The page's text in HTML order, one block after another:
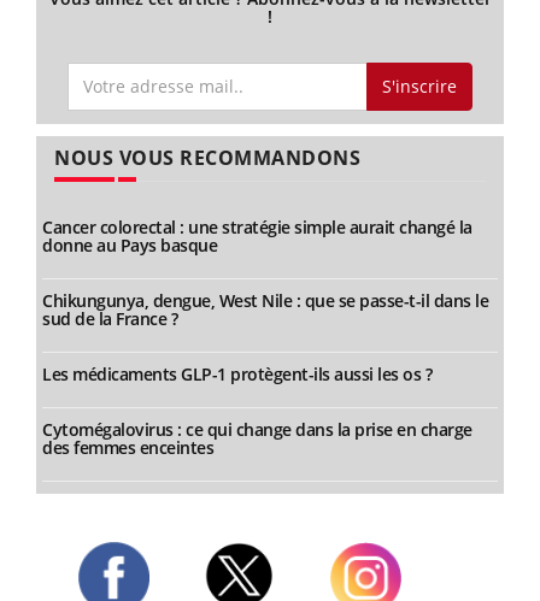
!
S'inscrire
NOUS VOUS RECOMMANDONS
Cancer colorectal : une stratégie simple aurait changé la
donne au Pays basque
Chikungunya, dengue, West Nile : que se passe-t-il dans le
sud de la France ?
Les médicaments GLP-1 protègent-ils aussi les os ?
Cytomégalovirus : ce qui change dans la prise en charge
des femmes enceintes